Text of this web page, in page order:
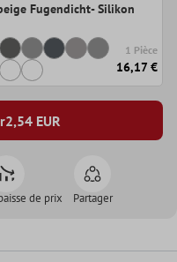
Fugendicht- Silikon
1 Pièce
16,17 €
2,54 EUR
de prix Partager